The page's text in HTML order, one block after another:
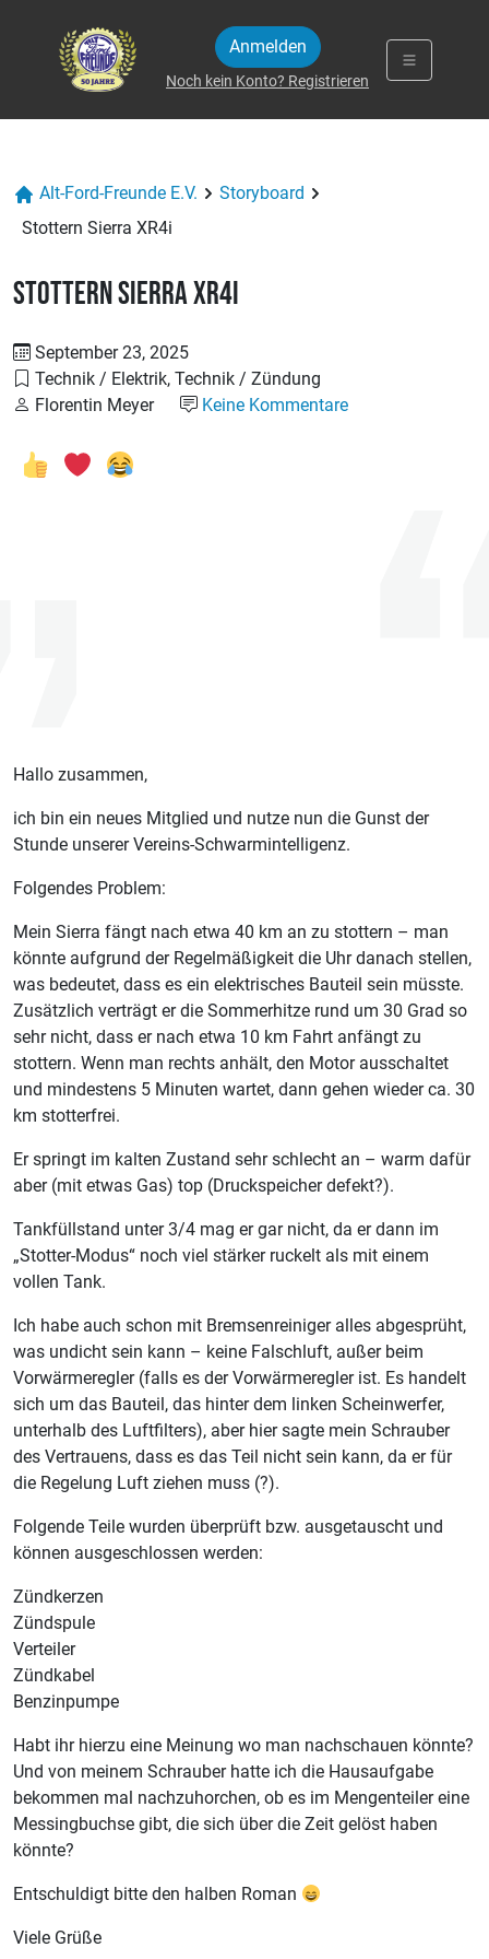
Anmelden
Noch kein Konto? Registrieren
Alt-Ford-Freunde E.V.
Storyboard
Stottern Sierra XR4i
Stottern Sierra XR4i
September 23, 2025
Technik / Elektrik, Technik / Zündung
Florentin Meyer
Keine Kommentare
Hallo zusammen,
ich bin ein neues Mitglied und nutze nun die Gunst der
Stunde unserer Vereins-Schwarmintelligenz.
Folgendes Problem:
Mein Sierra fängt nach etwa 40 km an zu stottern – man
könnte aufgrund der Regelmäßigkeit die Uhr danach stellen,
was bedeutet, dass es ein elektrisches Bauteil sein müsste.
Zusätzlich verträgt er die Sommerhitze rund um 30 Grad so
sehr nicht, dass er nach etwa 10 km Fahrt anfängt zu
stottern. Wenn man rechts anhält, den Motor ausschaltet
und mindestens 5 Minuten wartet, dann gehen wieder ca. 30
km stotterfrei.
Er springt im kalten Zustand sehr schlecht an – warm dafür
aber (mit etwas Gas) top (Druckspeicher defekt?).
Tankfüllstand unter 3/4 mag er gar nicht, da er dann im
„Stotter-Modus“ noch viel stärker ruckelt als mit einem
vollen Tank.
Ich habe auch schon mit Bremsenreiniger alles abgesprüht,
was undicht sein kann – keine Falschluft, außer beim
Vorwärmeregler (falls es der Vorwärmeregler ist. Es handelt
sich um das Bauteil, das hinter dem linken Scheinwerfer,
unterhalb des Luftfilters), aber hier sagte mein Schrauber
des Vertrauens, dass es das Teil nicht sein kann, da er für
die Regelung Luft ziehen muss (?).
Folgende Teile wurden überprüft bzw. ausgetauscht und
können ausgeschlossen werden:
Zündkerzen
Zündspule
Verteiler
Zündkabel
Benzinpumpe
Habt ihr hierzu eine Meinung wo man nachschauen könnte?
Und von meinem Schrauber hatte ich die Hausaufgabe
bekommen mal nachzuhorchen, ob es im Mengenteiler eine
Messingbuchse gibt, die sich über die Zeit gelöst haben
könnte?
Entschuldigt bitte den halben Roman
Viele Grüße